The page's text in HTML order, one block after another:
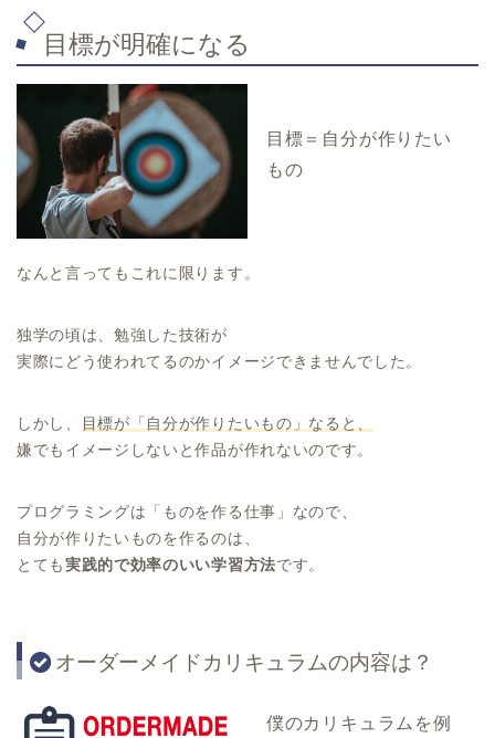
目標が明確になる
目標＝自分が作りたい
もの
なんと言ってもこれに限ります。
独学の頃は、勉強した技術が
実際にどう使われてるのかイメージできませんでした。
しかし、
目標が「自分が作りたいもの」なると、
嫌でもイメージしないと作品が作れないのです。
プログラミングは「ものを作る仕事」なので、
自分が作りたいものを作るのは、
とても実践的で効率のいい学習方法です。
オーダーメイドカリキュラムの内容は？
僕のカリキュラムを例